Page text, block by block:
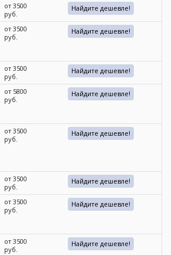
от 3500
руб.
Найдите дешевле!
от 3500
руб.
Найдите дешевле!
от 3500
руб.
Найдите дешевле!
от 5800
руб.
Найдите дешевле!
от 3500
руб.
Найдите дешевле!
от 3500
руб.
Найдите дешевле!
от 3500
руб.
Найдите дешевле!
от 3500
руб.
Найдите дешевле!